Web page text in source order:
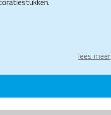
lees meer